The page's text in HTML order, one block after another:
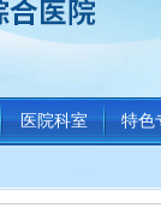
医院科室 特色